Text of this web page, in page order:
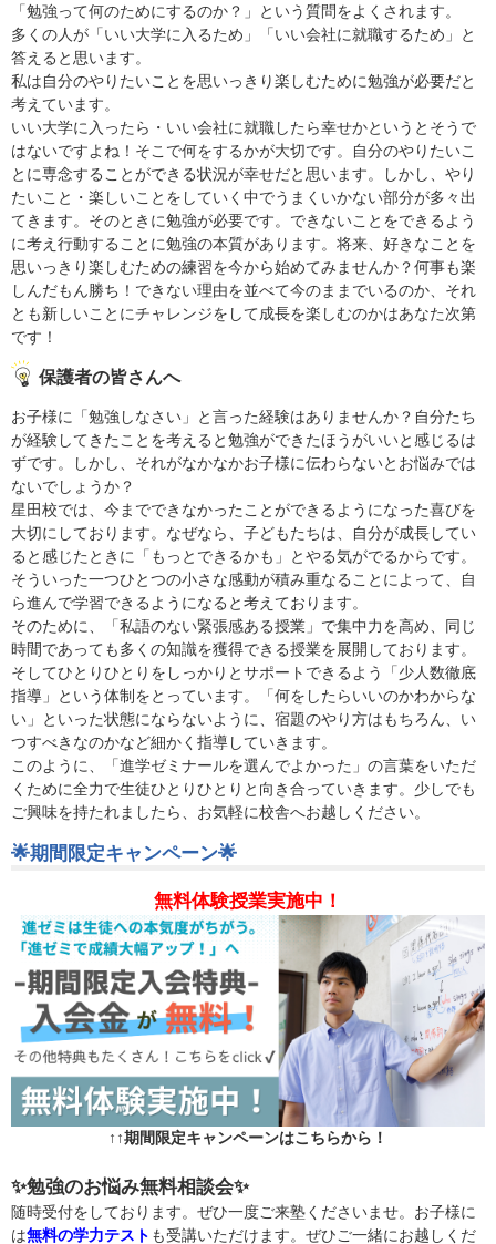
「勉強って何のためにするのか？」という質問をよくされます。
多くの人が「いい大学に入るため」「いい会社に就職するため」と
答えると思います。
私は自分のやりたいことを思いっきり楽しむために勉強が必要だと
考えています。
いい大学に入ったら・いい会社に就職したら幸せかというとそうで
はないですよね！そこで何をするかが大切です。自分のやりたいこ
とに専念することができる状況が幸せだと思います。しかし、やり
たいこと・楽しいことをしていく中でうまくいかない部分が多々出
てきます。そのときに勉強が必要です。できないことをできるよう
に考え行動することに勉強の本質があります。将来、好きなことを
思いっきり楽しむための練習を今から始めてみませんか？何事も楽
しんだもん勝ち！できない理由を並べて今のままでいるのか、それ
とも新しいことにチャレンジをして成長を楽しむのかはあなた次第
です！
保護者の皆さんへ
お子様に「勉強しなさい」と言った経験はありませんか？自分たち
が経験してきたことを考えると勉強ができたほうがいいと感じるは
ずです。しかし、それがなかなかお子様に伝わらないとお悩みでは
ないでしょうか？
星田校では、今までできなかったことができるようになった喜びを
大切にしております。なぜなら、子どもたちは、自分が成長してい
ると感じたときに「もっとできるかも」とやる気がでるからです。
そういった一つひとつの小さな感動が積み重なることによって、自
ら進んで学習できるようになると考えております。
そのために、「私語のない緊張感ある授業」で集中力を高め、同じ
時間であっても多くの知識を獲得できる授業を展開しております。
そしてひとりひとりをしっかりとサポートできるよう「少人数徹底
指導」という体制をとっています。「何をしたらいいのかわからな
い」といった状態にならないように、宿題のやり方はもちろん、い
つすべきなのかなど細かく指導していきます。
このように、「進学ゼミナールを選んでよかった」の言葉をいただ
くために全力で生徒ひとりひとりと向き合っていきます。少しでも
ご興味を持たれましたら、お気軽に校舎へお越しください。
🌟期間限定キャンペーン🌟
無料体験授業実施中！
↑↑期間限定キャンペーンはこちらから！
✨勉強のお悩み無料相談会✨
随時受付をしております。ぜひ一度ご来塾くださいませ。 お子様に
は無料の学力テスト も受講いただけます。 ぜひご一緒にお越しくだ